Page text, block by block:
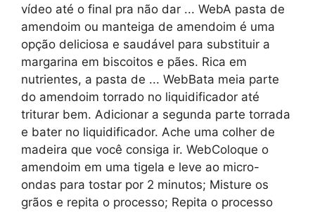
vídeo até o final pra não dar ... WebA pasta de
amendoim ou manteiga de amendoim é uma
opção deliciosa e saudável para substituir a
margarina em biscoitos e pães. Rica em
nutrientes, a pasta de ... WebBata meia parte
do amendoim torrado no liquidificador até
triturar bem. Adicionar a segunda parte torrada
e bater no liquidificador. Ache uma colher de
madeira que você consiga ir. WebColoque o
amendoim em uma tigela e leve ao micro-
ondas para tostar por 2 minutos; Misture os
grãos e repita o processo; Repita o processo